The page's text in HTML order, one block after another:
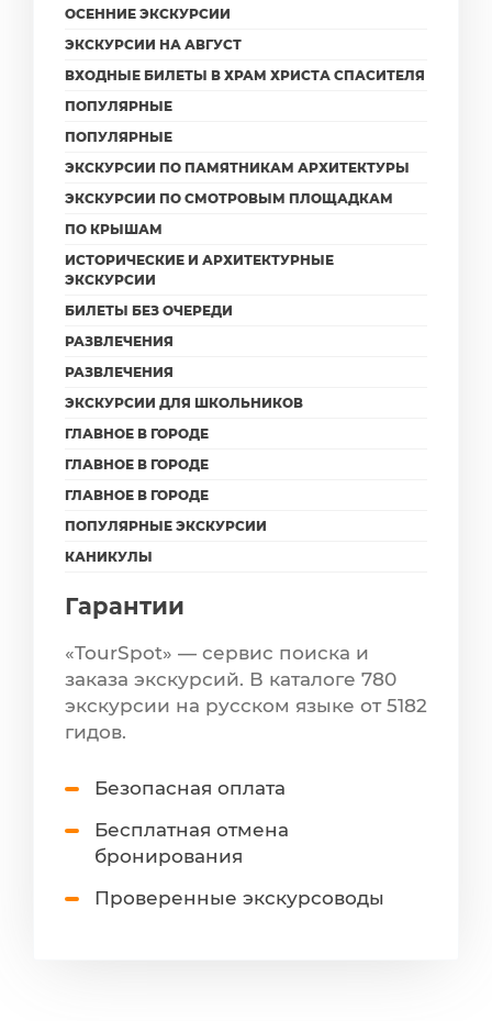
ОСЕННИЕ ЭКСКУРСИИ
ЭКСКУРСИИ НА АВГУСТ
ВХОДНЫЕ БИЛЕТЫ В ХРАМ ХРИСТА СПАСИТЕЛЯ
ПОПУЛЯРНЫЕ
ПОПУЛЯРНЫЕ
ЭКСКУРСИИ ПО ПАМЯТНИКАМ АРХИТЕКТУРЫ
ЭКСКУРСИИ ПО СМОТРОВЫМ ПЛОЩАДКАМ
ПО КРЫШАМ
ИСТОРИЧЕСКИЕ И АРХИТЕКТУРНЫЕ
ЭКСКУРСИИ
БИЛЕТЫ БЕЗ ОЧЕРЕДИ
РАЗВЛЕЧЕНИЯ
РАЗВЛЕЧЕНИЯ
ЭКСКУРСИИ ДЛЯ ШКОЛЬНИКОВ
ГЛАВНОЕ В ГОРОДЕ
ГЛАВНОЕ В ГОРОДЕ
ГЛАВНОЕ В ГОРОДЕ
ПОПУЛЯРНЫЕ ЭКСКУРСИИ
КАНИКУЛЫ
Гарантии
«TourSpot» — сервис поиска и
заказа экскурсий. В каталоге 780
экскурсии на русском языке от 5182
гидов.
Безопасная оплата
Бесплатная отмена
бронирования
Проверенные экскурсоводы